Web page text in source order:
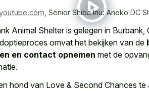
Senior Shiba Inu: Aneko DC
Animal Shelter is gelegen in Burbank,
omvat het bekijken van de
en contact opnemen met de
hond van Love & Second Chances te